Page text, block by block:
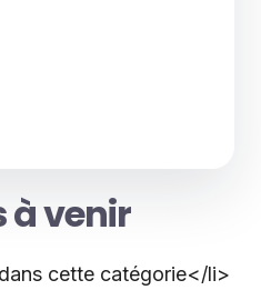
à venir
cette catégorie</li>